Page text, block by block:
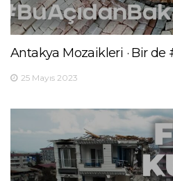
Antakya Mozaikleri · Bir de
25 Mayıs 2023